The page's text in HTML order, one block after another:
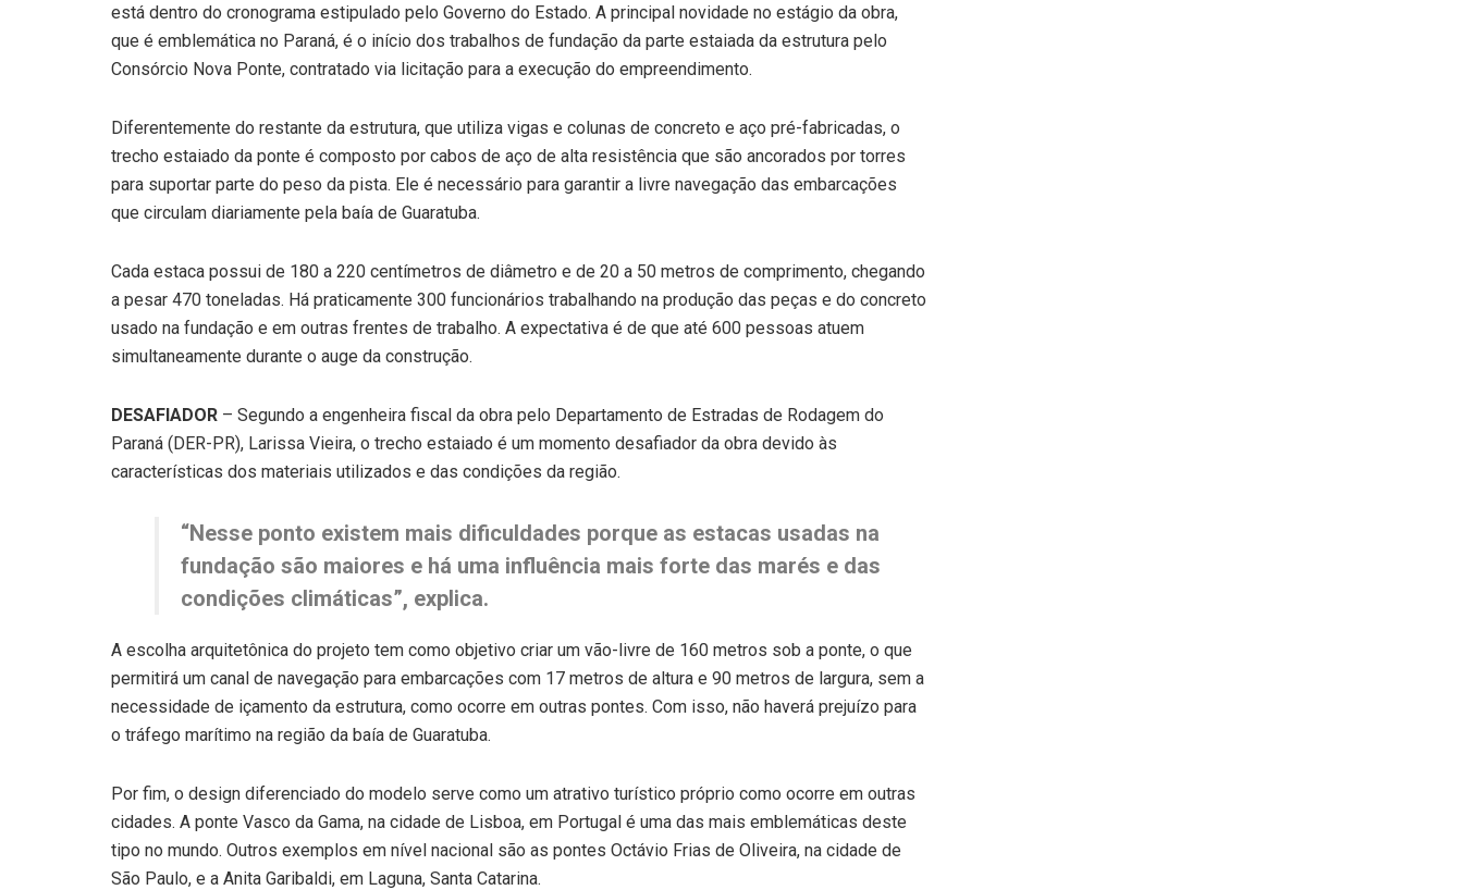
está dentro do cronograma estipulado pelo Governo do Estado. A principal novidade no estágio da obra,
que é emblemática no Paraná, é o início dos trabalhos de fundação da parte estaiada da estrutura pelo
Consórcio Nova Ponte, contratado via licitação para a execução do empreendimento.
Diferentemente do restante da estrutura, que utiliza vigas e colunas de concreto e aço pré-fabricadas, o
trecho estaiado da ponte é composto por cabos de aço de alta resistência que são ancorados por torres
para suportar parte do peso da pista. Ele é necessário para garantir a livre navegação das embarcações
que circulam diariamente pela baía de Guaratuba.
Cada estaca possui de 180 a 220 centímetros de diâmetro e de 20 a 50 metros de comprimento, chegando
a pesar 470 toneladas. Há praticamente 300 funcionários trabalhando na produção das peças e do concreto
usado na fundação e em outras frentes de trabalho. A expectativa é de que até 600 pessoas atuem
simultaneamente durante o auge da construção.
DESAFIADOR – Segundo a engenheira fiscal da obra pelo Departamento de Estradas de Rodagem do
Paraná (DER-PR), Larissa Vieira, o trecho estaiado é um momento desafiador da obra devido às
características dos materiais utilizados e das condições da região.
“Nesse ponto existem mais dificuldades porque as estacas usadas na
fundação são maiores e há uma influência mais forte das marés e das
condições climáticas”, explica.
A escolha arquitetônica do projeto tem como objetivo criar um vão-livre de 160 metros sob a ponte, o que
permitirá um canal de navegação para embarcações com 17 metros de altura e 90 metros de largura, sem a
necessidade de içamento da estrutura, como ocorre em outras pontes. Com isso, não haverá prejuízo para
o tráfego marítimo na região da baía de Guaratuba.
Por fim, o design diferenciado do modelo serve como um atrativo turístico próprio como ocorre em outras
cidades. A ponte Vasco da Gama, na cidade de Lisboa, em Portugal é uma das mais emblemáticas deste
tipo no mundo. Outros exemplos em nível nacional são as pontes Octávio Frias de Oliveira, na cidade de
São Paulo, e a Anita Garibaldi, em Laguna, Santa Catarina.